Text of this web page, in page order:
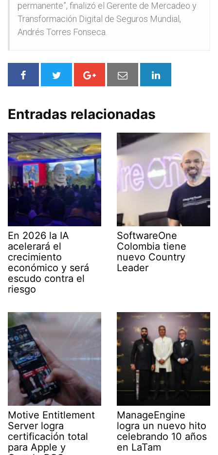
permanente”, finalizó el Gerente de Mercadeo y
Transformación Digital de Seguros Mundial,
Andrés Torres Fonseca.
Entradas relacionadas
En 2026 la IA
acelerará el
crecimiento
económico y será
escudo contra el
riesgo
SoftwareOne
Colombia tiene
nuevo Country
Leader
Motive Entitlement
Server logra
certificación total
para Apple y
ManageEngine
logra un nuevo hito
celebrando 10 años
en LaTam